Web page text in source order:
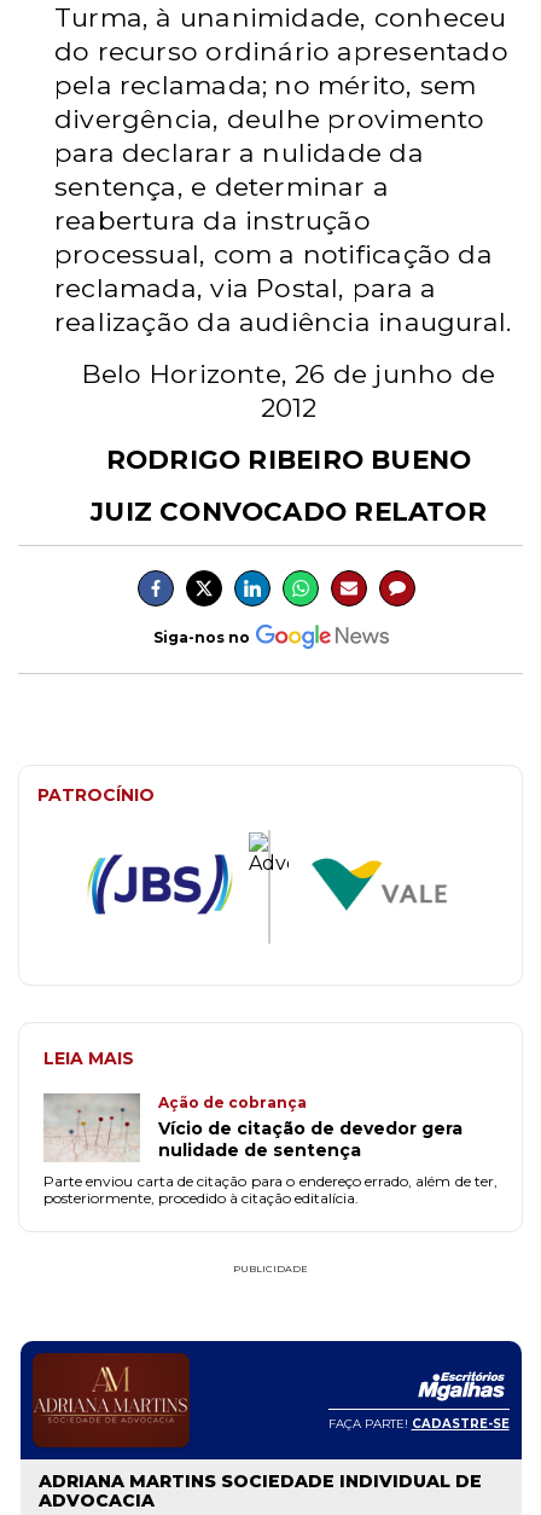
Turma, à unanimidade, conheceu
do recurso ordinário apresentado
pela reclamada; no mérito, sem
divergência, deulhe provimento
para declarar a nulidade da
sentença, e determinar a
reabertura da instrução
processual, com a notificação da
reclamada, via Postal, para a
realização da audiência inaugural.
Belo Horizonte, 26 de junho de
2012
RODRIGO RIBEIRO BUENO
JUIZ CONVOCADO RELATOR
Siga-nos no
PATROCÍNIO
LEIA MAIS
Ação de cobrança
Vício de citação de devedor gera
nulidade de sentença
Parte enviou carta de citação para o endereço errado, além de ter,
posteriormente, procedido à citação editalícia.
PUBLICIDADE